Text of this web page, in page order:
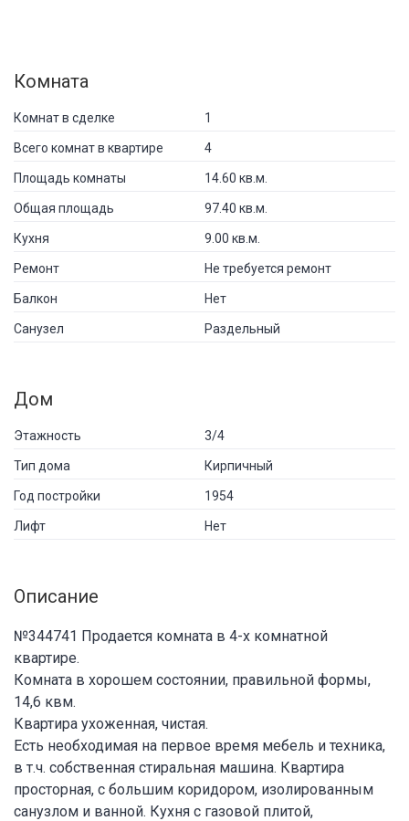
Комната
Комнат в сделке 1
Всего комнат в квартире 4
Площадь комнаты 14.60 кв.м.
Общая площадь 97.40 кв.м.
Кухня 9.00 кв.м.
Ремонт Не требуется ремонт
Балкон Нет
Санузел Раздельный
Дом
Этажность 3/4
Тип дома Кирпичный
Год постройки 1954
Лифт Нет
Описание
№344741 Продается комната в 4-х комнатной
квартире.
Комната в хорошем состоянии, правильной формы,
14,6 квм.
Квартира ухоженная, чистая.
Есть необходимая на первое время мебель и техника,
в т.ч. собственная стиральная машина. Квартира
просторная, c большим коридором, изолированным
санузлом и ванной. Кухня с газовой плитой,